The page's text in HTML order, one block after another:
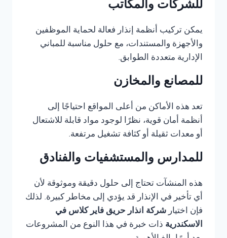
للشركات والمكاتب
يمكن تركيب أنظمة إنذار فعالة لحماية الموظفين
والأجهزة والمستندات، مع حلول مناسبة للمباني
الإدارية متعددة الطوابق.
للمصانع والمخازن
تعد هذه الأماكن من أعلى المواقع احتياجًا إلى
أنظمة أمان قوية، نظرًا لوجود مواد قابلة للاشتعال
أو معدات ثقيلة أو كثافة تشغيل مرتفعة.
للمدارس والمستشفيات والفنادق
هذه المنشآت تحتاج إلى حلول دقيقة وموثوقة لأن
أي تأخير في الإنذار قد يؤدي إلى مخاطر كبيرة. لذلك
فإن اختيار شركة انذار حريق فاير كلاس في
الاسكندرية ذات خبرة في هذا النوع من المشروعات